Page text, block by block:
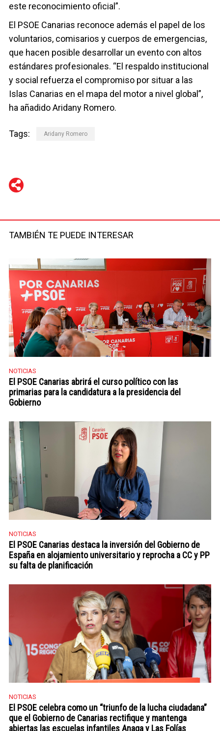
este reconocimiento oficial”.
El PSOE Canarias reconoce además el papel de los
voluntarios, comisarios y cuerpos de emergencias,
que hacen posible desarrollar un evento con altos
estándares profesionales. “El respaldo institucional
y social refuerza el compromiso por situar a las
Islas Canarias en el mapa del motor a nivel global”,
ha añadido Aridany Romero.
Tags: Aridany Romero
TAMBIÉN TE PUEDE INTERESAR
NOTICIAS
El PSOE Canarias abrirá el curso político con las
primarias para la candidatura a la presidencia del
Gobierno
NOTICIAS
El PSOE Canarias destaca la inversión del Gobierno de
España en alojamiento universitario y reprocha a CC y PP
su falta de planificación
NOTICIAS
El PSOE celebra como un “triunfo de la lucha ciudadana”
que el Gobierno de Canarias rectifique y mantenga
abiertas las escuelas infantiles Anaga y Las Folías